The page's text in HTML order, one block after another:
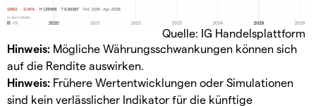
Quelle: IG Handelsplattform
Hinweis: Mögliche Währungsschwankungen können sich
auf die Rendite auswirken.
Hinweis: Frühere Wertentwicklungen oder Simulationen
sind kein verlässlicher Indikator für die künftige